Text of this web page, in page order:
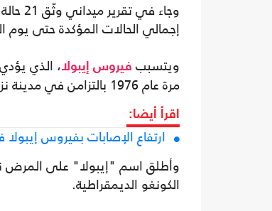
إجمالي الحالات المؤكدة حتى يوم
ويتسبب فيروس إيبولا، الذي
مرة عام 1976 بالتزامن في مدينة نزارا بالسودان ومدينة يامبوكو في الكونغو الديمقراطية.
اقرأ أيضا:
ارتفاع الإصابات بفيروس إيبولا
وأطلق اسم "إيبولا" على المرض
الكونغو الديمقراطية.